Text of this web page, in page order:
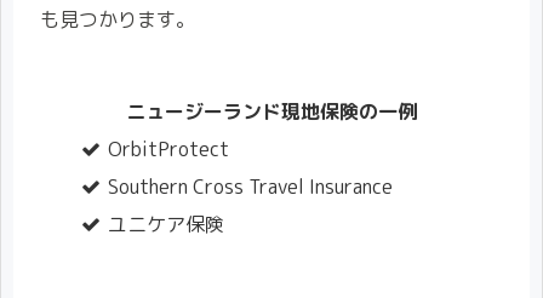
も見つかります。
ニュージーランド現地保険の一例
OrbitProtect
Southern Cross Travel Insurance
ユニケア保険